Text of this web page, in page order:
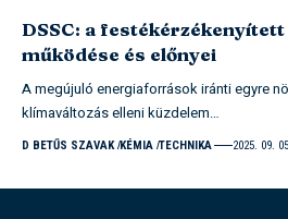
DSSC: a
működése és előnyei
A megújuló energiaforrások iránti egyre
klímaváltozás elleni küzdelem…
D BETŰS SZAVAK KÉMIA TECHNIKA 2025. 09.